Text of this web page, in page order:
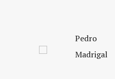
Pedro
Madrigal